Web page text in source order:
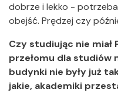
dobrze i lekko -
obejść. Prędzej czy
Czy studiując nie miał
przełomu dla studiów
budynki nie były już
jakie, akademiki